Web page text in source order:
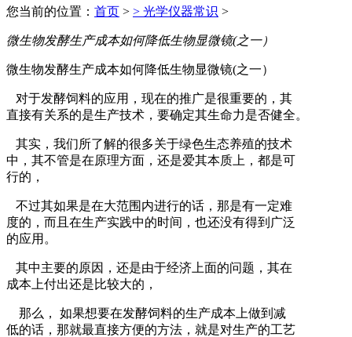
您当前的位置： 首页 > > 光学仪器常识 >
微生物发酵生产成本如何降低生物显微镜(之一）
微生物发酵生产成本如何降低生物显微镜(之一）
对于发酵饲料的应用，现在的推广是很重要的，其
直接有关系的是生产技术，要确定其生命力是否健全。
其实，我们所了解的很多关于绿色生态养殖的技术
中，其不管是在原理方面，还是爱其本质上，都是可
行的，
不过其如果是在大范围内进行的话，那是有一定难
度的，而且在生产实践中的时间，也还没有得到广泛
的应用。
其中主要的原因，还是由于经济上面的问题，其在
成本上付出还是比较大的，
那么， 如果想要在发酵饲料的生产成本上做到减
低的话，那就最直接方便的方法，就是对生产的工艺